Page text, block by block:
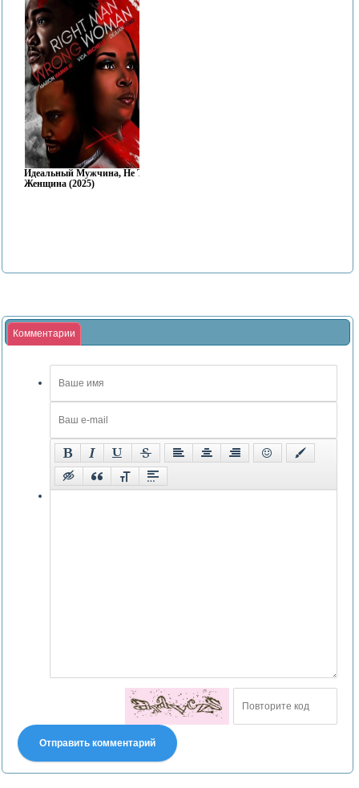
Идеальный Мужчина, Не Та
Женщина (2025)
Комментарии
Отправить комментарий